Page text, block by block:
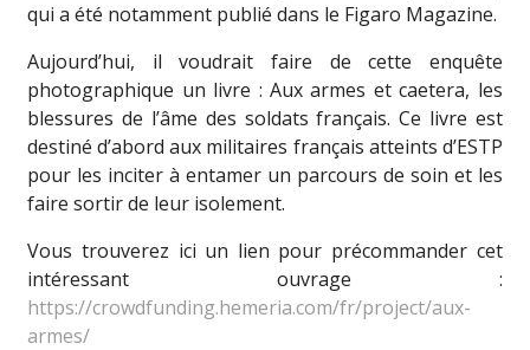
qui a été notamment publié dans le Figaro Magazine.
Aujourd’hui, il voudrait faire de cette enquête
photographique un livre : Aux armes et caetera, les
blessures de l’âme des soldats français. Ce livre est
destiné d’abord aux militaires français atteints d’ESTP
pour les inciter à entamer un parcours de soin et les
faire sortir de leur isolement.
Vous trouverez ici un lien pour précommander cet
intéressant ouvrage :
https://crowdfunding.hemeria.com/fr/project/aux-
armes/